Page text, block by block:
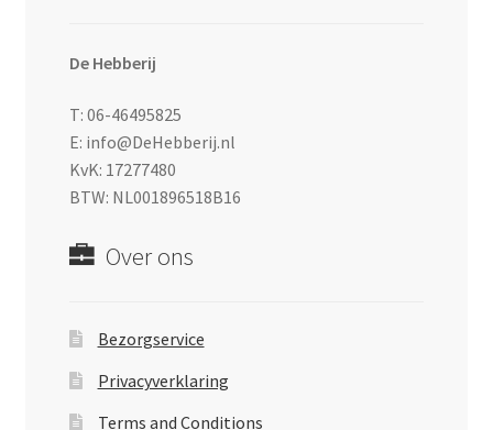
De Hebberij
T: 06-46495825
E: info@DeHebberij.nl
KvK: 17277480
BTW: NL001896518B16
Over ons
Bezorgservice
Privacyverklaring
Terms and Conditions